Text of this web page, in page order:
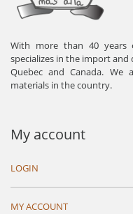
With more than 40 years
specializes in the import
Quebec and Canada. We
materials in the country.
My account
LOGIN
MY ACCOUNT